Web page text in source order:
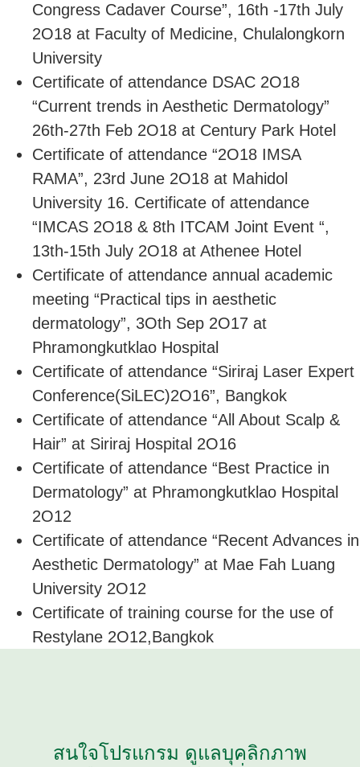
Congress Cadaver Course”, 16th -17th July
2O18 at Faculty of Medicine, Chulalongkorn
University
Certificate of attendance DSAC 2O18
“Current trends in Aesthetic Dermatology”
26th-27th Feb 2O18 at Century Park Hotel
Certificate of attendance “2O18 IMSA
RAMA”, 23rd June 2O18 at Mahidol
University 16. Certificate of attendance
“IMCAS 2O18 & 8th ITCAM Joint Event “,
13th-15th July 2O18 at Athenee Hotel
Certificate of attendance annual academic
meeting “Practical tips in aesthetic
dermatology”, 3Oth Sep 2O17 at
Phramongkutklao Hospital
Certificate of attendance “Siriraj Laser Expert
Conference(SiLEC)2O16”, Bangkok
Certificate of attendance “All About Scalp &
Hair” at Siriraj Hospital 2O16
Certificate of attendance “Best Practice in
Dermatology” at Phramongkutklao Hospital
2O12
Certificate of attendance “Recent Advances in
Aesthetic Dermatology” at Mae Fah Luang
University 2O12
Certificate of training course for the use of
Restylane 2O12,Bangkok
สนใจโปรแกรม ดูแลบุคลิกภาพ